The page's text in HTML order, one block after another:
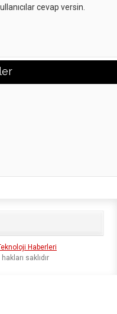
cevap versin.
Haberleri
saklıdır